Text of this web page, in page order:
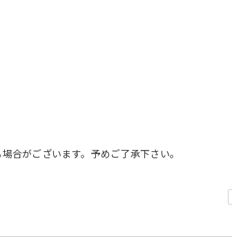
合がございます。予めご了承下さい。